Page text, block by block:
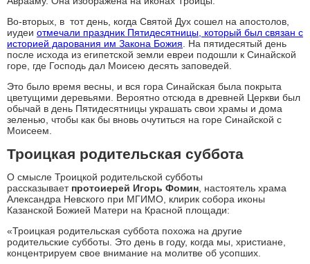
Во-вторых, в тот день, когда Святой Дух сошел на апостолов,
иудеи отмечали праздник Пятидесятницы, который был связан с
историей дарования им Закона Божия. На пяти­десятый день
после исхода из египетской земли евреи подошли к Синайской
горе, где Господь дал Моисею десять заповедей.
Это было время весны, и вся гора Синайская была покрыта
цветущими деревьями. Вероятно отсюда в древней Церкви был
обычай в день Пятидесятницы украшать свои храмы и дома
зеленью, чтобы как бы вновь очутиться на горе Синайской с
Моисеем.
Троицкая родительская суббота
О смысле Троицкой родительской субботы
рассказывает протоиерей Игорь Фомин, настоятель храма
Александра Невского при МГИМО, клирик собора иконы
Казанской Божией Матери на Красной площади:
«Троицкая родительская суббота похожа на другие
родительские субботы. Это день в году, когда мы, христиане,
концентрируем свое внимание на молитве об усопших.